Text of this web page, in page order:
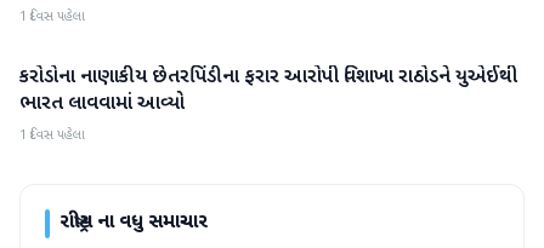
1 દિવસ પહેલા
રાષ્ટ્રીય
કરોડોના નાણાકીય છેતરપિંડીના ફરાર આરોપી વિશાખા રાઠોડને યુએઈથી
ભારત લાવવામાં આવ્યો
1 દિવસ પહેલા
રાષ્ટ્રીયના વધુ સમાચાર